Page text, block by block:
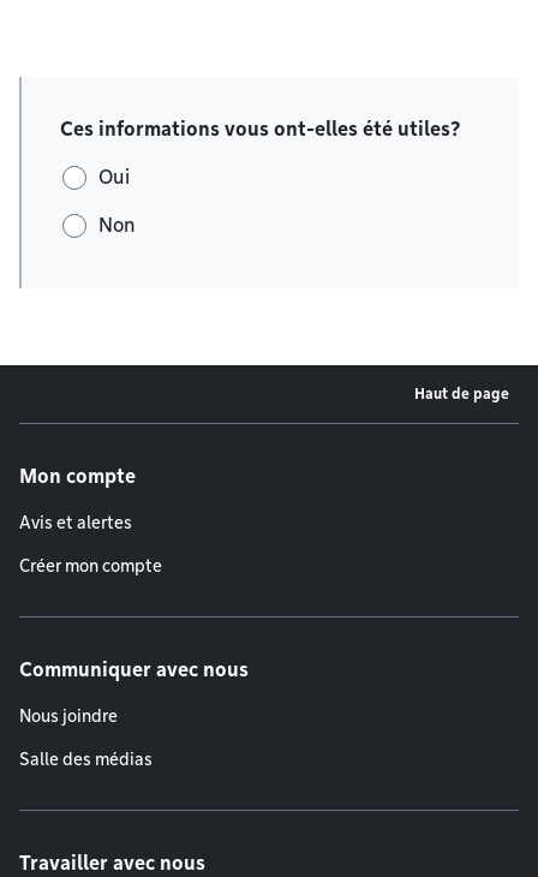
Ces informations vous ont-elles été utiles?
Oui
Non
Haut de page
Mon compte
Avis et alertes
Créer mon compte
Communiquer avec nous
Nous joindre
Salle des médias
Travailler avec nous